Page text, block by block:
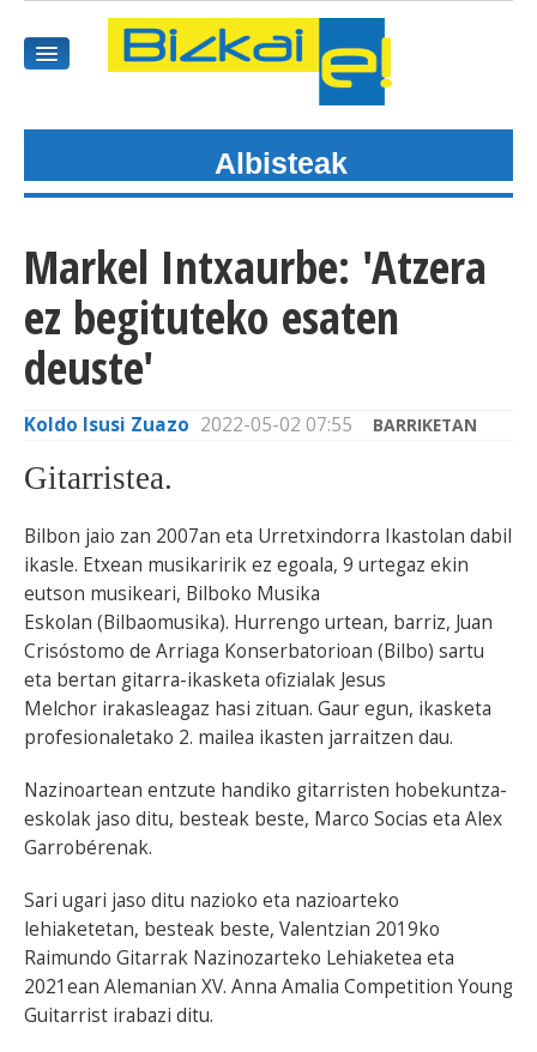
GAIAK
AGENDEA
BEREZIAK
ARGAZKIAK
Albisteak
Markel Intxaurbe: 'Atzera
ez begituteko esaten
deuste'
Koldo Isusi Zuazo 2022-05-02 07:55 BARRIKETAN
Gitarristea.
Bilbon jaio zan 2007an eta Urretxindorra Ikastolan dabil
ikasle. Etxean musikaririk ez egoala, 9 urtegaz ekin
eutson musikeari, Bilboko Musika
Eskolan (Bilbaomusika). Hurrengo urtean, barriz, Juan
Crisóstomo de Arriaga Konserbatorioan (Bilbo) sartu
eta bertan gitarra-ikasketa ofizialak Jesus
Melchor irakasleagaz hasi zituan. Gaur egun, ikasketa
profesionaletako 2. mailea ikasten jarraitzen dau.
Nazinoartean entzute handiko gitarristen hobekuntza-
eskolak jaso ditu, besteak beste, Marco Socias eta Alex
Garrobérenak.
Sari ugari jaso ditu nazioko eta nazioarteko
lehiaketetan, besteak beste, Valentzian 2019ko
Raimundo Gitarrak Nazinozarteko Lehiaketea eta
2021ean Alemanian XV. Anna Amalia Competition Young
Guitarrist irabazi ditu.